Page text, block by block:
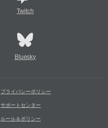
Twitch
Bluesky
プライバシーポリシー
サポートセンター
ルール＆ポリシー